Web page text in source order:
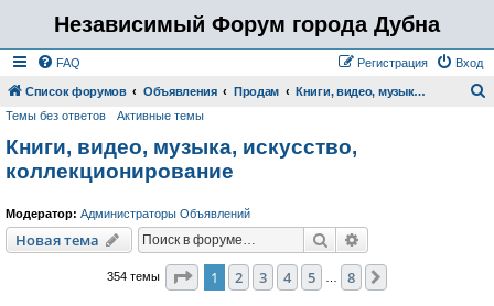
Независимый Форум города Дубна
FAQ Вход
Регистрация
Список форумов Объявления Продам Книги, видео, музыка, искусство, коллекционирование
Темы без ответов Активные темы
Книги, видео, музыка, искусство,
коллекционирование
Модератор: Администраторы Объявлений
Новая тема Поиск
354 темы Страница из
1 2 3 4 5 8